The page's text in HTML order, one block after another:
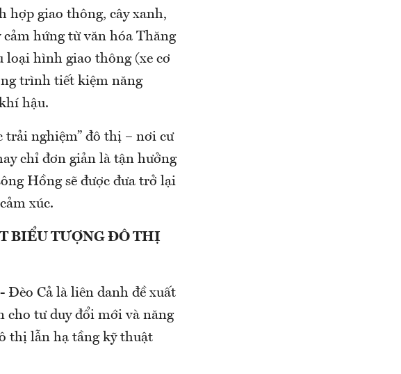
hợp giao thông, cây xanh,
hứng từ văn hóa Thăng
loại hình giao thông (xe cơ
trình tiết kiệm năng
hậu.
trải nghiệm” đô thị – nơi cư
chỉ đơn giản là tận hưởng
Hồng sẽ được đưa trở lại
xúc.
BIỂU TƯỢNG ĐÔ THỊ
Đèo Cả là liên danh đề xuất
cho tư duy đổi mới và năng
thị lẫn hạ tầng kỹ thuật